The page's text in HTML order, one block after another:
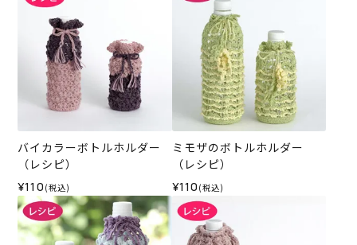
バイカラーボトルホルダー
（レシピ）
¥110 (税込)
ミモザのボトルホルダー
（レシピ）
¥110 (税込)